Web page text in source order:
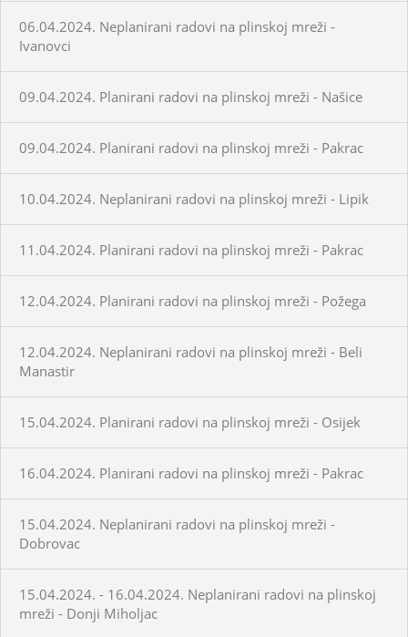
06.04.2024. Neplanirani radovi na plinskoj mreži -
Ivanovci
09.04.2024. Planirani radovi na plinskoj mreži - Našice
09.04.2024. Planirani radovi na plinskoj mreži - Pakrac
10.04.2024. Neplanirani radovi na plinskoj mreži - Lipik
11.04.2024. Planirani radovi na plinskoj mreži - Pakrac
12.04.2024. Planirani radovi na plinskoj mreži - Požega
12.04.2024. Neplanirani radovi na plinskoj mreži - Beli
Manastir
15.04.2024. Planirani radovi na plinskoj mreži - Osijek
16.04.2024. Planirani radovi na plinskoj mreži - Pakrac
15.04.2024. Neplanirani radovi na plinskoj mreži -
Dobrovac
15.04.2024. - 16.04.2024. Neplanirani radovi na plinskoj
mreži - Donji Miholjac